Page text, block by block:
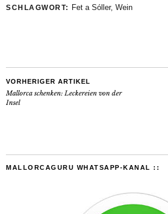
SCHLAGWORT: Fet a Sóller, Wein
VORHERIGER ARTIKEL
Mallorca schenken: Leckereien von der
Insel
MALLORCAGURU WHATSAPP-KANAL ::